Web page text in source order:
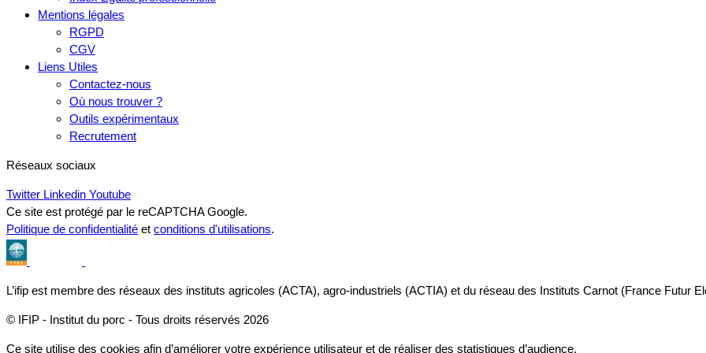
Mentions légales
RGPD
CGV
Liens Utiles
Contactez-nous
Où nous trouver ?
Outils expérimentaux
Recrutement
Réseaux sociaux
Twitter Linkedin Youtube
Ce site est protégé par le reCAPTCHA Google.
Politique de confidentialité et conditions d'utilisations.
L’ifip est membre des réseaux des instituts agricoles (ACTA), agro-industriels (ACTIA) et du réseau des Instituts Carnot (France Futur
© IFIP - Institut du porc - Tous droits réservés 2026
Ce site utilise des cookies afin d’améliorer votre expérience utilisateur et de réaliser des statistiques d’audience.